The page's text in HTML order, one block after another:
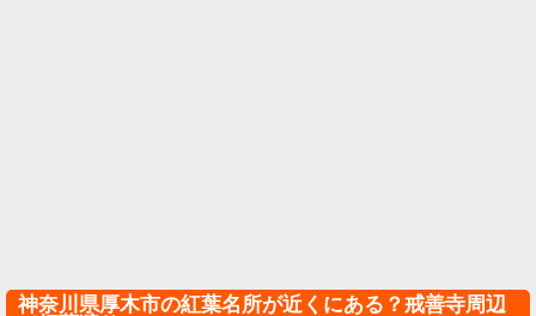
神奈川県厚木市の紅葉名所が近くにある？戒善寺周辺